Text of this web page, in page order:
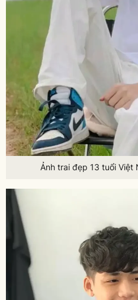
Ảnh trai đẹp 13 tuổi Việt